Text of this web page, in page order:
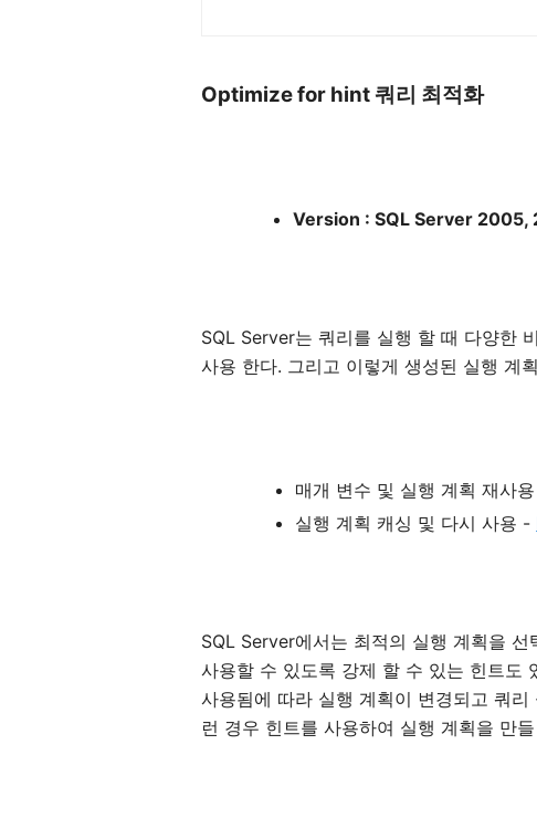
Optimize for hint 쿼리 최적화
Version : SQL Server
SQL Server는 쿼리를 실행 할 때 다양한
사용 한다. 그리고 이렇게 생성된 실행 계
매개 변수 및 실행 계획 재사
실행 계획 캐싱 및 다시 사용 -
SQL Server에서는 최적의 실행 계획을
사용할 수 있도록 강제 할 수 있는 힌트도
사용됨에 따라 실행 계획이 변경되고 쿼
런 경우 힌트를 사용하여 실행 계획을 만